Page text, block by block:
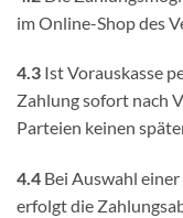
im Online-Shop des
4.3 Ist Vorauskasse
Zahlung sofort nach
Parteien keinen
4.4 Bei Auswahl
erfolgt die